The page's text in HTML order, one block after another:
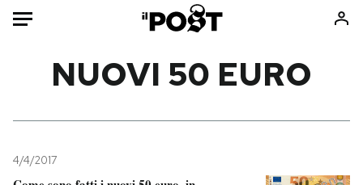
Mondo
Politica
Consumismi
NUOVI 50 EURO
4/4/2017